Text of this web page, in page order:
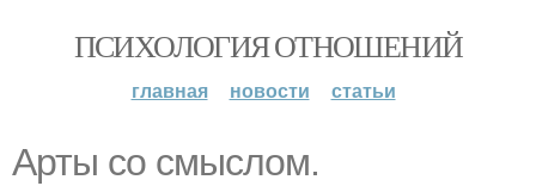
ПСИХОЛОГИЯ ОТНОШЕНИЙ
главная новости статьи
Арты со смыслом.